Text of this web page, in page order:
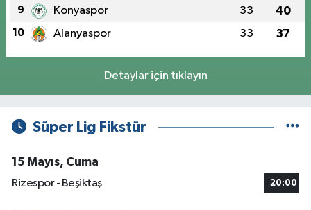
9 Konyaspor 33 40
10 Alanyaspor 33 37
Detaylar için tıklayın
Süper Lig Fikstür
15 Mayıs, Cuma
Rizespor - Beşiktaş
20:00